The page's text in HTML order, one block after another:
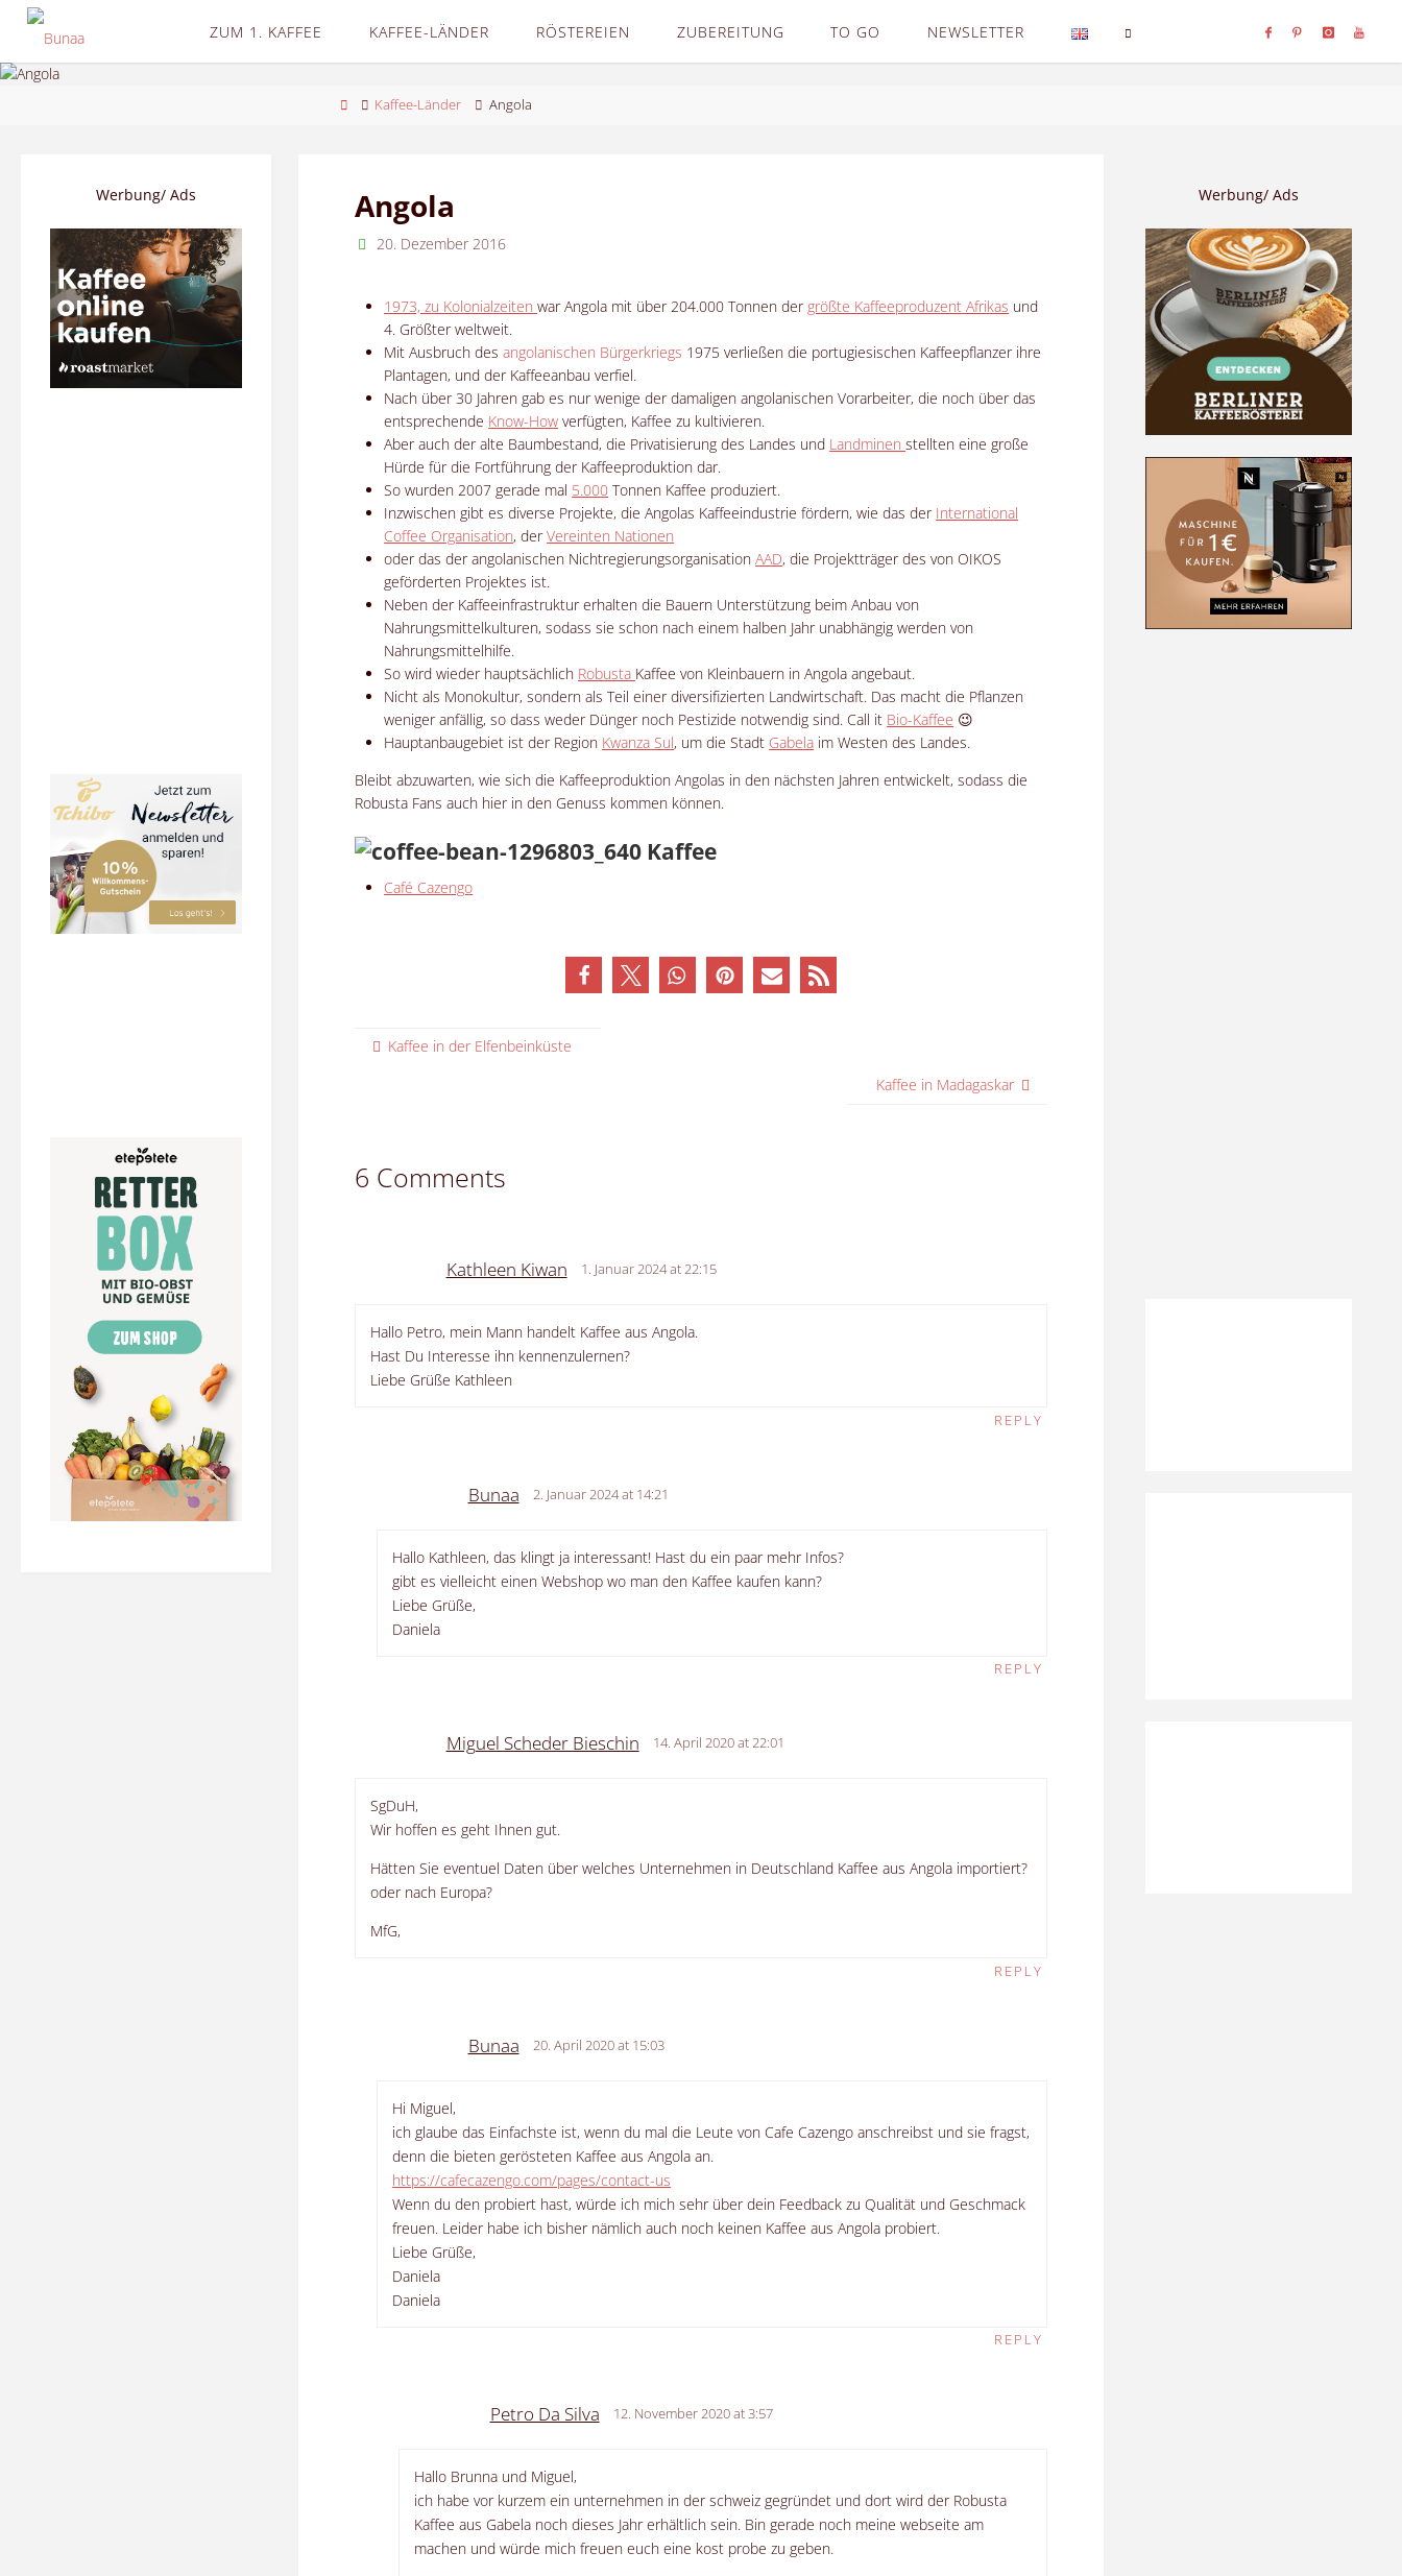
ZUM 1. KAFFEE KAFFEE-LÄNDER RÖSTEREIEN ZUBEREITUNG TO GO NEWSLETTER
HomeKaffee-Länder Angola
Angola
20. Dezember 2016
1973, zu Kolonialzeitenwar Angola mit über 204.000 Tonnen der größte Kaffeeproduzent Afrikas und
4. Größter weltweit.
Mit Ausbruch desangolanischen Bürgerkriegs 1975 verließen die portugiesischen Kaffeepflanzer ihre
Plantagen, und der Kaffeeanbau verfiel.
Nach über 30 Jahren gab es nur wenige der damaligen angolanischen Vorarbeiter, die noch über das
entsprechende Know-How verfügten, Kaffee zu kultivieren.
Aber auch der alte Baumbestand, die Privatisierung des Landes und Landminenstellten eine große
Hürde für die Fortführung der Kaffeeproduktion dar.
So wurden 2007 gerade mal 5.000 Tonnen Kaffee produziert.
Inzwischen gibt es diverse Projekte, die Angolas Kaffeeindustrie fördern, wie das der International
Coffee Organisation, derVereinten Nationen
oder das der angolanischen NichtregierungsorganisationAAD, die Projektträger des von OIKOS
geförderten Projektes ist.
Neben der Kaffeeinfrastruktur erhalten die Bauern Unterstützung beim Anbau von
Nahrungsmittelkulturen, sodass sie schon nach einem halben Jahr unabhängig werden von
Nahrungsmittelhilfe.
So wird wieder hauptsächlich Robusta Kaffee von Kleinbauern in Angola angebaut.
Nicht als Monokultur, sondern als Teil einer diversifizierten Landwirtschaft. Das macht die Pflanzen
weniger anfällig, so dass weder Dünger noch Pestizide notwendig sind. Call it Bio-Kaffee 😉
Hauptanbaugebiet ist der Region Kwanza Sul, um die Stadt Gabela im Westen des Landes.
Bleibt abzuwarten, wie sich die Kaffeeproduktion Angolas in den nächsten Jahren entwickelt, sodass die
Robusta Fans auch hier in den Genuss kommen können.
Kaffee
Café Cazengo
Kaffee in der Elfenbeinküste
Kaffee in Madagaskar
6 Comments
Kathleen Kiwan 1. Januar 2024 at 22:15
Hallo Petro, mein Mann handelt Kaffee aus Angola.
Hast Du Interesse ihn kennenzulernen?
Liebe Grüße Kathleen
REPLY
Bunaa 2. Januar 2024 at 14:21
Hallo Kathleen, das klingt ja interessant! Hast du ein paar mehr Infos?
gibt es vielleicht einen Webshop wo man den Kaffee kaufen kann?
Liebe Grüße,
Daniela
REPLY
Miguel Scheder Bieschin 14. April 2020 at 22:01
SgDuH,
Wir hoffen es geht Ihnen gut.
Hätten Sie eventuel Daten über welches Unternehmen in Deutschland Kaffee aus Angola importiert?
oder nach Europa?
MfG,
REPLY
Bunaa 20. April 2020 at 15:03
Hi Miguel,
ich glaube das Einfachste ist, wenn du mal die Leute von Cafe Cazengo anschreibst und sie fragst,
denn die bieten gerösteten Kaffee aus Angola an.
https://cafecazengo.com/pages/contact-us
Wenn du den probiert hast, würde ich mich sehr über dein Feedback zu Qualität und Geschmack
freuen. Leider habe ich bisher nämlich auch noch keinen Kaffee aus Angola probiert.
Liebe Grüße,
Daniela
Daniela
REPLY
Petro Da Silva 12. November 2020 at 3:57
Hallo Brunna und Miguel,
ich habe vor kurzem ein unternehmen in der schweiz gegründet und dort wird der Robusta
Kaffee aus Gabela noch dieses Jahr erhältlich sein. Bin gerade noch meine webseite am
machen und würde mich freuen euch eine kost probe zu geben.
Werbung/ Ads Werbung/ Ads